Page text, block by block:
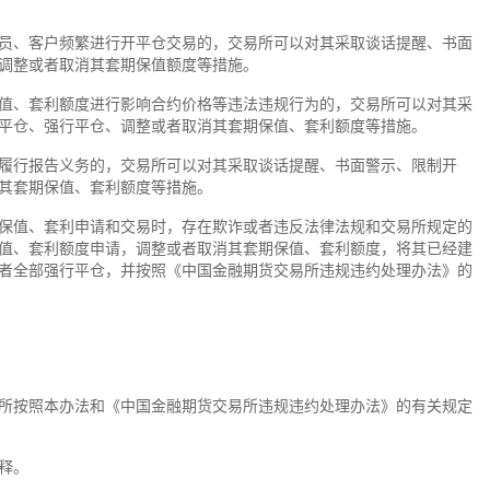
户频繁进行开平仓交易的，交易所可以对其采取谈话提醒、书面
或者取消其套期保值额度等措施。
利额度进行影响合约价格等违法违规行为的，交易所可以对其采
、强行平仓、调整或者取消其套期保值、套利额度等措施。
告义务的，交易所可以对其采取谈话提醒、书面警示、限制开
套期保值、套利额度等措施。
套利申请和交易时，存在欺诈或者违反法律法规和交易所规定的
、套利额度申请，调整或者取消其套期保值、套利额度，将其已经建
全部强行平仓，并按照《中国金融期货交易所违规违约处理办法》的
本办法和《中国金融期货交易所违规违约处理办法》的有关规定